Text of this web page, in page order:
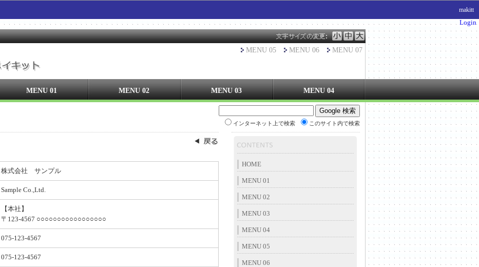
makitt
MENU 07
MENU 06
MENU 05
MENU 01 MENU 02 MENU 03 MENU 04
インターネット上で検索 このサイト内で検索
株式会社 サンプル
Sample Co.,Ltd.
【本社】
〒123-4567 ○○○○○○○○○○○○○○○○○
075-123-4567
075-123-4567
HOME
MENU 01
MENU 02
MENU 03
MENU 04
MENU 05
MENU 06
Login